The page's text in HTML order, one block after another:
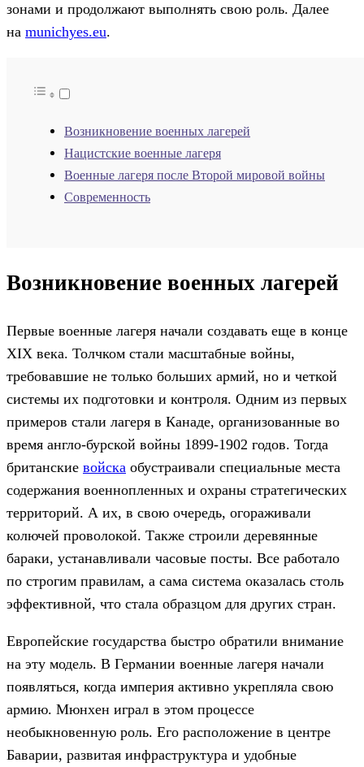
зонами и продолжают выполнять свою роль. Далее
на munichyes.eu.
Возникновение военных лагерей
Нацистские военные лагеря
Военные лагеря после Второй мировой войны
Современность
Возникновение военных лагерей
Первые военные лагеря начали создавать еще в конце
XIX века. Толчком стали масштабные войны,
требовавшие не только больших армий, но и четкой
системы их подготовки и контроля. Одним из первых
примеров стали лагеря в Канаде, организованные во
время англо-бурской войны 1899-1902 годов. Тогда
британские войска обустраивали специальные места
содержания военнопленных и охраны стратегических
территорий. А их, в свою очередь, огораживали
колючей проволокой. Также строили деревянные
бараки, устанавливали часовые посты. Все работало
по строгим правилам, а сама система оказалась столь
эффективной, что стала образцом для других стран.
Европейские государства быстро обратили внимание
на эту модель. В Германии военные лагеря начали
появляться, когда империя активно укрепляла свою
армию. Мюнхен играл в этом процессе
необыкновенную роль. Его расположение в центре
Баварии, развитая инфраструктура и удобные